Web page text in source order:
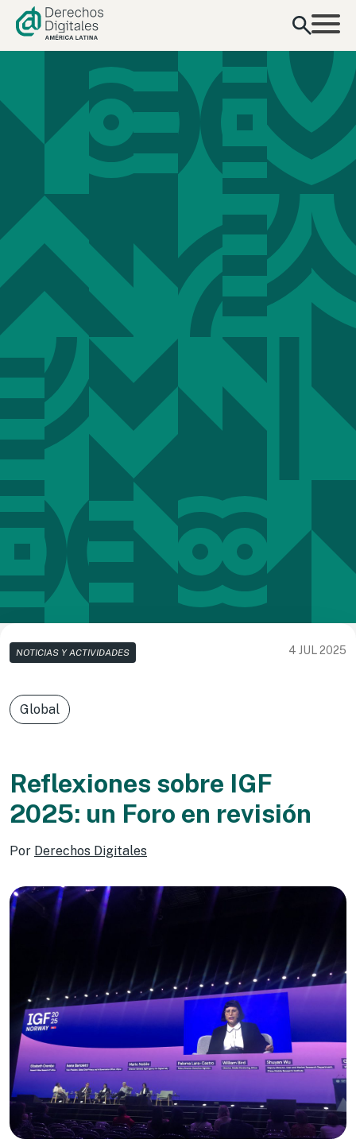
contenido
NOTICIAS Y ACTIVIDADES 4 JUL 2025
Global
Reflexiones sobre IGF
2025: un Foro en revisión
Por Derechos Digitales